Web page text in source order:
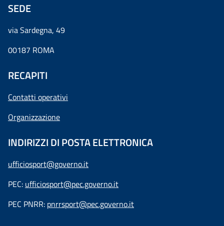
SEDE
via Sardegna, 49
00187 ROMA
RECAPITI
Contatti operativi
Organizzazione
INDIRIZZI DI POSTA ELETTRONICA
ufficiosport@governo.it
PEC: ufficiosport@pec.governo.it
PEC PNRR: pnrrsport@pec.governo.it